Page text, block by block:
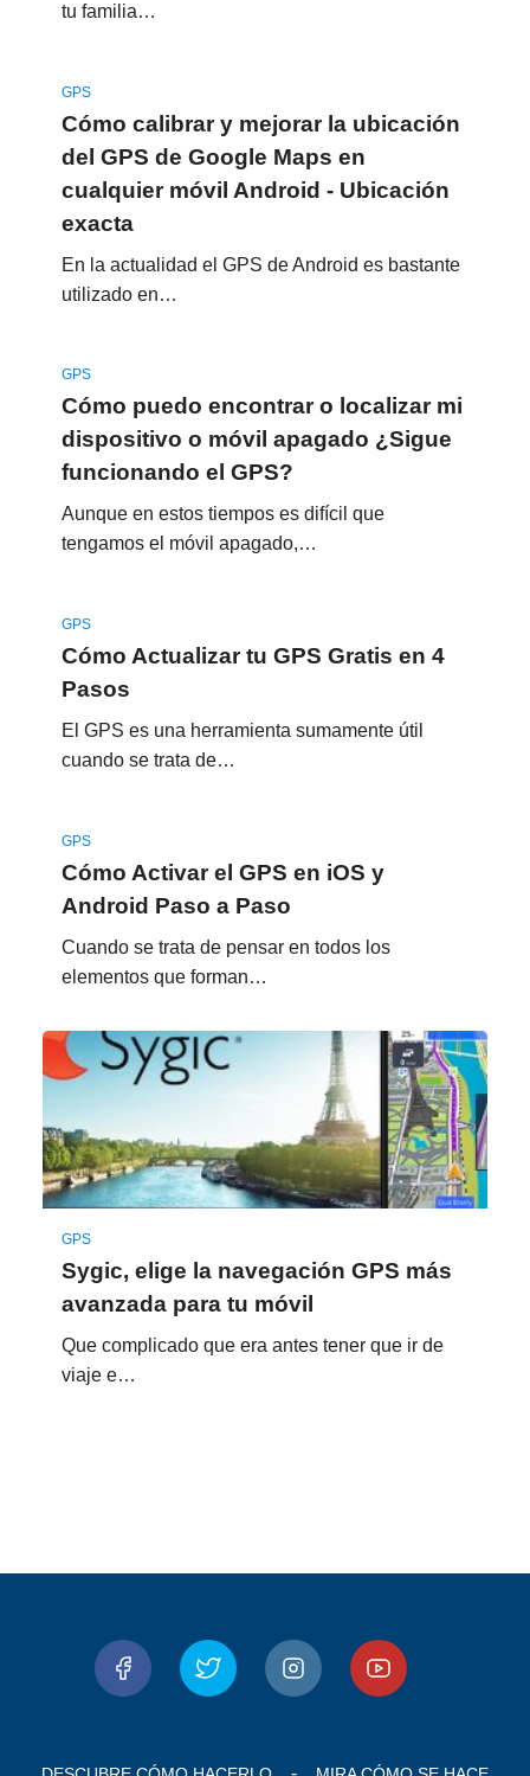
tu familia…
GPS
Cómo calibrar y mejorar la ubicación
del GPS de Google Maps en
cualquier móvil Android - Ubicación
exacta
En la actualidad el GPS de Android es bastante
utilizado en…
GPS
Cómo puedo encontrar o localizar mi
dispositivo o móvil apagado ¿Sigue
funcionando el GPS?
Aunque en estos tiempos es difícil que
tengamos el móvil apagado,…
GPS
Cómo Actualizar tu GPS Gratis en 4
Pasos
El GPS es una herramienta sumamente útil
cuando se trata de…
GPS
Cómo Activar el GPS en iOS y
Android Paso a Paso
Cuando se trata de pensar en todos los
elementos que forman…
GPS
Sygic, elige la navegación GPS más
avanzada para tu móvil
Que complicado que era antes tener que ir de
viaje e…